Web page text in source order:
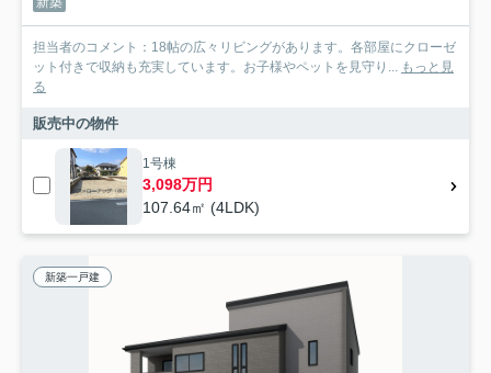
担当者のコメント：18帖の広々リビングがあります。各部屋にクローゼ
ット付きで収納も充実しています。お子様やペットを見守り...
もっと見
る
販売中の物件
1号棟
3,098万円
107.64㎡ (4LDK)
新築一戸建